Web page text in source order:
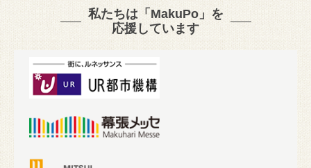
私たちは「MakuPo」を
応援しています